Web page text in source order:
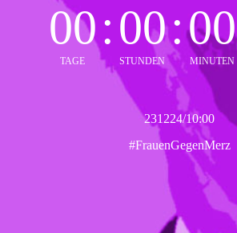
00
TAGE
:00
STUNDEN
:00
MINUTEN
231224/10:00
#FrauenGegenMerz